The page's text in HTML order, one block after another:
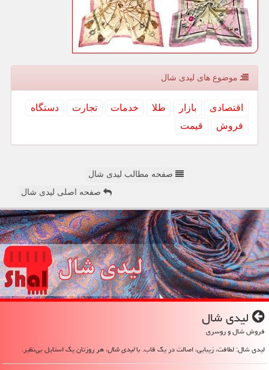
موضوع های لیدی شال
اقتصادی بازار طلا خدمات تجارت
دستگاه
فروش
قیمت
صفحه مطالب لیدی شال
صفحه اصلی لیدی شال
لیدی شال
فروش شال و روسری
لیدی شال: لطافت، زیبایی، اصالت در یک قاب. بالیدی شال، هر روزتان یک استایل بی‌نظیر.